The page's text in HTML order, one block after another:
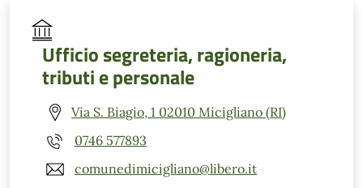
Ufficio segreteria, ragioneria,
tributi e personale
Via S. Biagio, 1 02010 Micigliano (RI)
0746 577893
comunedimicigliano@libero.it